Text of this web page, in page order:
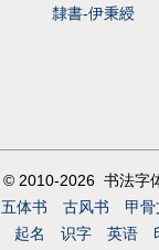
隸書-伊秉綬
© 2010-2026 书法字
五体书 古风书 甲骨
起名 识字 英语